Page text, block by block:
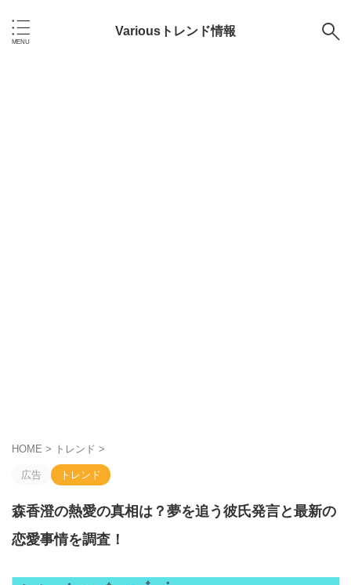
Variousトレンド情報
HOME > トレンド >
広告 トレンド
森香澄の熱愛の真相は？夢を追う彼氏発言と最新の
恋愛事情を調査！